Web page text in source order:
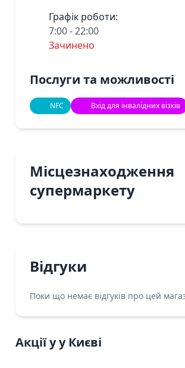
Графік роботи:
7:00 - 22:00
Зачинено
Послуги та можливості
NFC Вхід для інвалідних візків
Місцезнаходження
супермаркету
Відгуки
Поки що немає відгуків про цей
Акції у у Києві